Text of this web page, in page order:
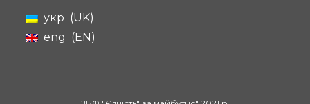
укр
UK
eng
EN